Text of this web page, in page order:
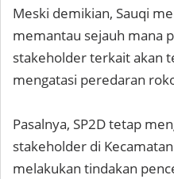
Meski demikian, Sauqi
memantau sejauh mana
stakeholder terkait akan
mengatasi peredaran
Pasalnya, SP2D tetap
stakeholder di
melakukan tindakan